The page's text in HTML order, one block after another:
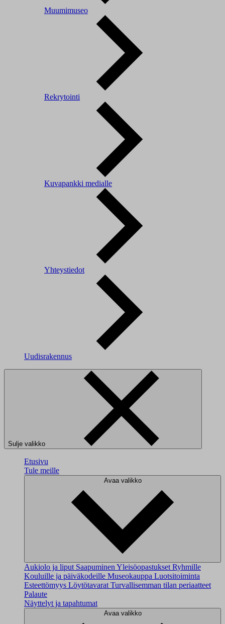
Muumimuseo
Rekrytointi
Kuvapankki medialle
Yhteystiedot
Uudisrakennus
Sulje valikko
Etusivu
Tule meille
Avaa valikko
Aukiolo ja liput Saapuminen Yleisöopastukset Ryhmille
Kouluille ja päiväkodeille Museokauppa Luotsitoiminta
Esteettömyys Löytötavarat Turvallisemman tilan periaatteet
Palaute
Näyttelyt ja tapahtumat
Avaa valikko